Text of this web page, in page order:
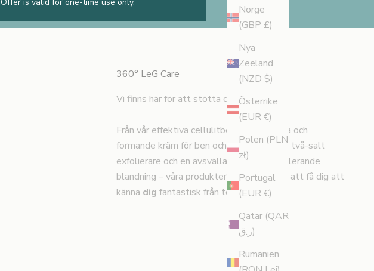
Norge
(GBP £)
Nya
Zeeland
(NZD $)
Österrike
(EUR €)
Polen (PLN
zł)
Portugal
(EUR €)
Qatar (QAR
ر.ق)
Rumänien
360° LeG Care
Vi finns här för att stötta dig hela vägen.
Från vår effektiva cellulitbekämpande olja och
formande kräm för ben och rumpan till vår två-salt
exfolierare och en avsvällande, lymfstimulerande
blandning – våra produkter är skapade för att få dig att
känna dig fantastisk från topp till tå.